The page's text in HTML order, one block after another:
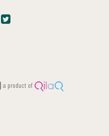
a product of